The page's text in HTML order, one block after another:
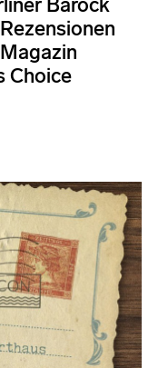
Barock
Choice